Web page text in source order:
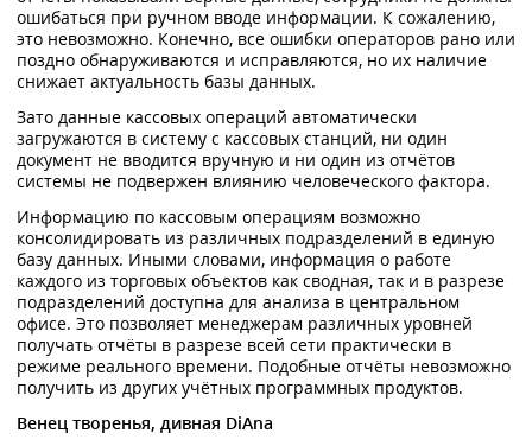
ошибаться при ручном вводе информации. К сожалению,
это невозможно. Конечно, все ошибки операторов рано или
поздно обнаруживаются и исправляются, но их наличие
снижает актуальность базы данных.
Зато данные кассовых операций автоматически
загружаются в систему с кассовых станций, ни один
документ не вводится вручную и ни один из отчётов
системы не подвержен влиянию человеческого фактора.
Информацию по кассовым операциям возможно
консолидировать из различных подразделений в единую
базу данных. Иными словами, информация о работе
каждого из торговых объектов как сводная, так и в разрезе
подразделений доступна для анализа в центральном
офисе. Это позволяет менеджерам различных уровней
получать отчёты в разрезе всей сети практически в
режиме реального времени. Подобные отчёты невозможно
получить из других учётных программных продуктов.
Венец творенья, дивная DiAna